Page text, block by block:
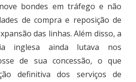
bondes em tráfego e não
de compra e reposição de
das linhas. Além disso, a
inglesa ainda lutava nos
de sua concessão, o que
definitiva dos serviços de